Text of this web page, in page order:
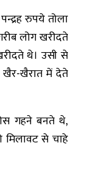
रुपये तोला
लोग खरीदते
थे। उसी से
खैर-खैरात में देते
गहने बनते थे,
से चाहे